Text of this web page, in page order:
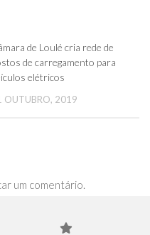
de Loulé cria rede de
de carregamento para
elétricos
OUTUBRO, 2019
um comentário.